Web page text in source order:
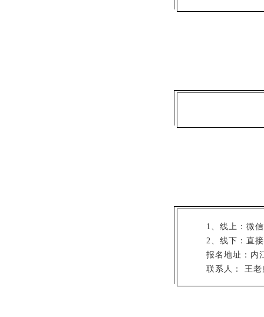
1、线上：微
2、线下：直
报名地址：内
联系人： 王